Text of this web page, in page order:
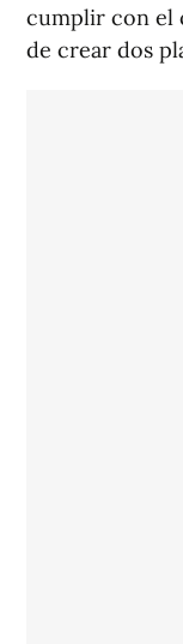
cumplir con el
de crear dos